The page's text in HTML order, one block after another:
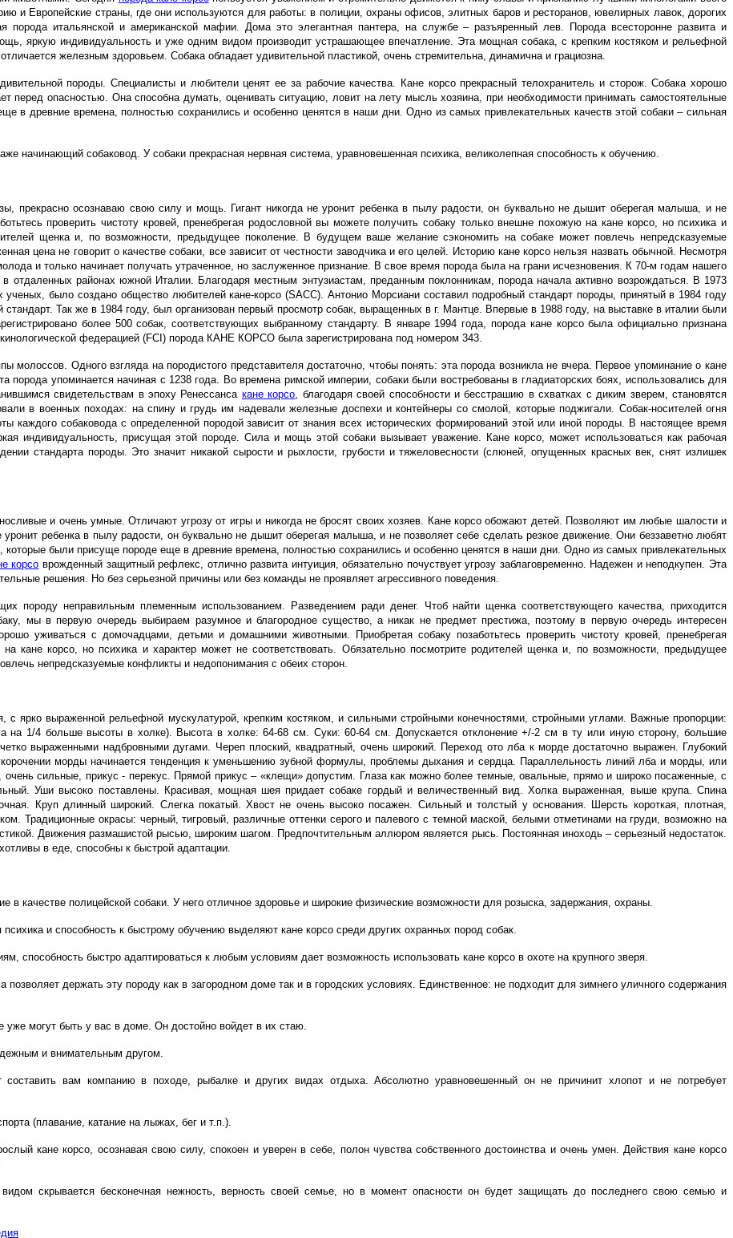
и Европейские страны, где они используются для работы: в полиции, охраны офисов, элитных баров и ресторанов, ювелирных лавок, дорогих
порода итальянской и американской мафии. Дома это элегантная пантера, на службе – разъяренный лев. Порода всесторонне развита и
яркую индивидуальность и уже одним видом производит устрашающее впечатление. Эта мощная собака, с крепким костяком и рельефной
железным здоровьем. Собака обладает удивительной пластикой, очень стремительна, динамична и грациозна.
породы. Специалисты и любители ценят ее за рабочие качества. Кане корсо прекрасный телохранитель и сторож. Собака хорошо
перед опасностью. Она способна думать, оценивать ситуацию, ловит на лету мысль хозяина, при необходимости принимать самостоятельные
в древние времена, полностью сохранились и особенно ценятся в наши дни. Одно из самых привлекательных качеств этой собаки – сильная
начинающий собаковод. У собаки прекрасная нервная система, уравновешенная психика, великолепная способность к обучению.
прекрасно осознаваю свою силу и мощь. Гигант никогда не уронит ребенка в пылу радости, он буквально не дышит оберегая малыша, и не
проверить чистоту кровей, пренебрегая родословной вы можете получить собаку только внешне похожую на кане корсо, но психика и
щенка и, по возможности, предыдущее поколение. В будущем ваше желание сэкономить на собаке может повлечь непредсказуемые
цена не говорит о качестве собаки, все зависит от честности заводчика и его целей. Историю кане корсо нельзя назвать обычной. Несмотря
и только начинает получать утраченное, но заслуженное признание. В свое время порода была на грани исчезновения. К 70-м годам нашего
отдаленных районах южной Италии. Благодаря местным энтузиастам, преданным поклонникам, порода начала активно возрождаться. В 1973
было создано общество любителей кане-корсо (SACC). Антонио Морсиани составил подробный стандарт породы, принятый в 1984 году
Так же в 1984 году, был организован первый просмотр собак, выращенных в г. Мантце. Впервые в 1988 году, на выставке в италии были
более 500 собак, соответствующих выбранному стандарту. В январе 1994 года, порода кане корсо была официально признана
федерацией (FCI) порода КАНЕ КОРСО была зарегистрирована под номером 343.
молоссов. Одного взгляда на породистого представителя достаточно, чтобы понять: эта порода возникла не вчера. Первое упоминание о кане
порода упоминается начиная с 1238 года. Во времена римской империи, собаки были востребованы в гладиаторских боях, использовались для
свидетельствам в эпоху Ренессанса кане корсо, благодаря своей способности и бесстрашию в схватках с диким зверем, становятся
в военных походах: на спину и грудь им надевали железные доспехи и контейнеры со смолой, которые поджигали. Собак-носителей огня
каждого собаковода с определенной породой зависит от знания всех исторических формирований этой или иной породы. В настоящее время
индивидуальность, присущая этой породе. Сила и мощь этой собаки вызывает уважение. Кане корсо, может использоваться как рабочая
стандарта породы. Это значит никакой сырости и рыхлости, грубости и тяжеловесности (слюней, опущенных красных век, снят излишек
и очень умные. Отличают угрозу от игры и никогда не бросят своих хозяев. Кане корсо обожают детей. Позволяют им любые шалости и
ребенка в пылу радости, он буквально не дышит оберегая малыша, и не позволяет себе сделать резкое движение. Они беззаветно любят
были присуще породе еще в древние времена, полностью сохранились и особенно ценятся в наши дни. Одно из самых привлекательных
корсо врожденный защитный рефлекс, отлично развита интуиция, обязательно почуствует угрозу заблаговременно. Надежен и неподкупен. Эта
решения. Но без серьезной причины или без команды не проявляет агрессивного поведения.
породу неправильным племенным использованием. Разведением ради денег. Чтоб найти щенка соответствующего качества, приходится
мы в первую очередь выбираем разумное и благородное существо, а никак не предмет престижа, поэтому в первую очередь интересен
уживаться с домочадцами, детьми и домашними животными. Приобретая собаку позаботьтесь проверить чистоту кровей, пренебрегая
кане корсо, но психика и характер может не соответствовать. Обязательно посмотрите родителей щенка и, по возможности, предыдущее
непредсказуемые конфликты и недопонимания с обеих сторон.
с ярко выраженной рельефной мускулатурой, крепким костяком, и сильными стройными конечностями, стройными углами. Важные пропорции:
на 1/4 больше высоты в холке). Высота в холке: 64-68 см. Суки: 60-64 см. Допускается отклонение +/-2 см в ту или иную сторону, большие
выраженными надбровными дугами. Череп плоский, квадратный, очень широкий. Переход ото лба к морде достаточно выражен. Глубокий
морды начинается тенденция к уменьшению зубной формулы, проблемы дыхания и сердца. Параллельность линий лба и морды, или
сильные, прикус - перекус. Прямой прикус – «клещи» допустим. Глаза как можно более темные, овальные, прямо и широко посаженные, с
Уши высоко поставлены. Красивая, мощная шея придает собаке гордый и величественный вид. Холка выраженная, выше крупа. Спина
Круп длинный широкий. Слегка покатый. Хвост не очень высоко посажен. Сильный и толстый у основания. Шерсть короткая, плотная,
Традиционные окрасы: черный, тигровый, различные оттенки серого и палевого с темной маской, белыми отметинами на груди, возможно на
Движения размашистой рысью, широким шагом. Предпочтительным аллюром является рысь. Постоянная иноходь – серьезный недостаток.
в еде, способны к быстрой адаптации.
в качестве полицейской собаки. У него отличное здоровье и широкие физические возможности для розыска, задержания, охраны.
и способность к быстрому обучению выделяют кане корсо среди других охранных пород собак.
способность быстро адаптироваться к любым условиям дает возможность использовать кане корсо в охоте на крупного зверя.
держать эту породу как в загородном доме так и в городских условиях. Единственное: не подходит для зимнего уличного содержания
уже могут быть у вас в доме. Он достойно войдет в их стаю.
и внимательным другом.
вам компанию в походе, рыбалке и других видах отдыха. Абсолютно уравновешенный он не причинит хлопот и не потребует
(плавание, катание на лыжах, бег и т.п.).
кане корсо, осознавая свою силу, спокоен и уверен в себе, полон чувства собственного достоинства и очень умен. Действия кане корсо
скрывается бесконечная нежность, верность своей семье, но в момент опасности он будет защищать до последнего свою семью и